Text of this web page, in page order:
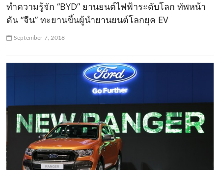
ทำความรู้จัก “BYD” ยานยนต์ไฟฟ้าระดับโลก ทัพหน้า
ดัน “จีน” ทะยานขึ้นผู้นำยานยนต์โลกยุค EV
September 7, 2018